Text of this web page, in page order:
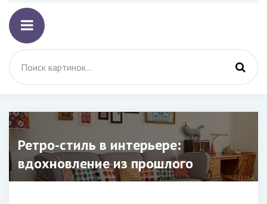
Ретро-стиль в интерьере:
вдохновление из прошлого